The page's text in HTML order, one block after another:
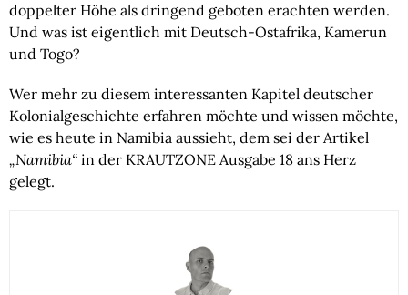
doppelter Höhe als dringend geboten erachten werden.
Und was ist eigentlich mit Deutsch-Ostafrika, Kamerun
und Togo?
Wer mehr zu diesem interessanten Kapitel deutscher
Kolonialgeschichte erfahren möchte und wissen möchte,
„Namibia“ in der KRAUTZONE Ausgabe 18 ans Herz
gelegt.